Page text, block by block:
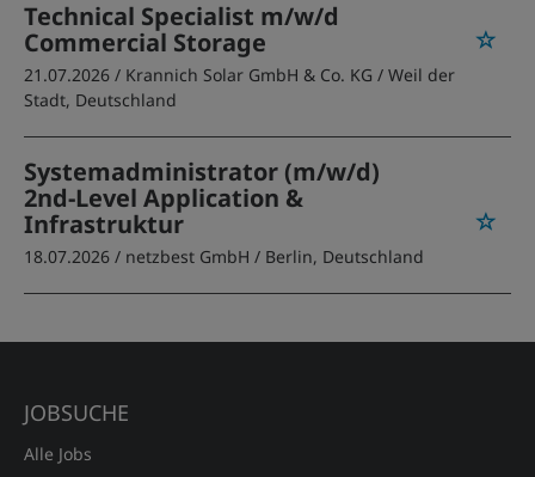
Technical Specialist m/w/d
Commercial Storage
21.07.2026 / Krannich Solar GmbH & Co. KG / Weil der
Stadt, Deutschland
Systemadministrator (m/w/d)
2nd-Level Application &
Infrastruktur
18.07.2026 / netzbest GmbH / Berlin, Deutschland
JOBSUCHE
Alle Jobs